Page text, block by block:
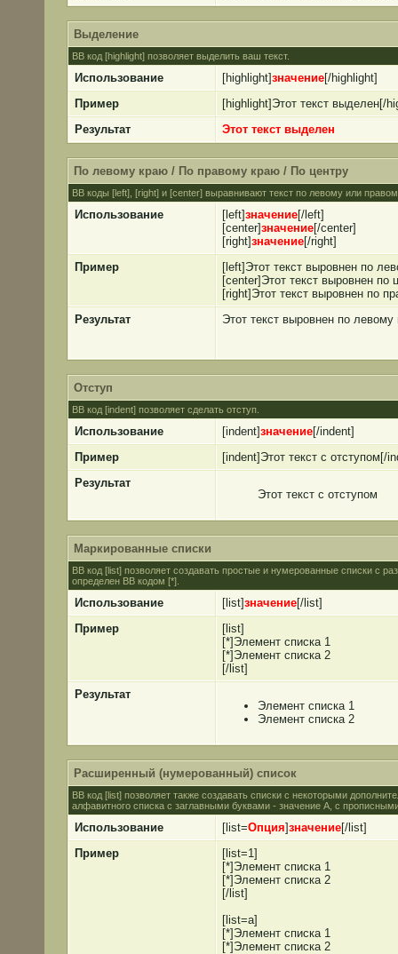
Выделение
BB код [highlight] позволяет выделить ваш текст.
Использование [highlight]значение[/highlight]
Пример
[highlight]Этот текст выделен[/
Результат
Этот текст выделен
По левому краю / По правому краю / По центру
BB коды [left], [right] и [center] выравнивают текст по левому или
Использование [left]значение[/left]
[center]значение[/center]
[right]значение[/right]
Пример
[left]Этот текст выровнен по
[center]Этот текст выровнен по
[right]Этот текст выровнен по
Результат
Этот текст выровнен по левому
Отступ
BB код [indent] позволяет сделать отступ.
Использование [indent]значение[/indent]
Пример
[indent]Этот текст с отступом[/
Результат
Этот текст с отступом
Маркированные списки
BB код [list] позволяет создавать простые и нумерованные списки с
определен BB кодом [*].
Использование [list]значение[/list]
Пример
[list]
[*]Элемент списка 1
[*]Элемент списка 2
[/list]
Результат
Элемент списка 1
Элемент списка 2
Расширенный (нумерованный) список
BB код [list] позволяет также создавать списки с некоторыми
алфавитного списка с заглавными буквами - значение A, с
Использование [list=Опция]значение[/list]
Пример
[list=1]
[*]Элемент списка 1
[*]Элемент списка 2
[/list]
[list=a]
[*]Элемент списка 1
[*]Элемент списка 2